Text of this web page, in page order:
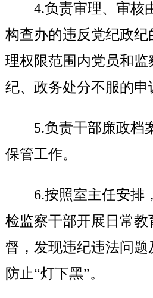
4.负责审理、审核
构查办的违反党纪政纪
理权限范围内党员和监
纪、政务处分不服的申
5.负责干部廉政档
保管工作。
6.按照室主任安排
检监察干部开展日常教
督，发现违纪违法问题
防止“灯下黑”。